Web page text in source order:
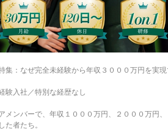
集：なぜ完全未経験から年収３０００万円を実現
験入社／特別な経歴なし
メンバーで、年収１０００万円、２０００万円
た者たち。